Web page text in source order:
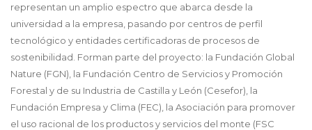
representan un amplio espectro que abarca desde la
universidad a la empresa, pasando por centros de perfil
tecnológico y entidades certificadoras de procesos de
sostenibilidad. Forman parte del proyecto: la Fundación Global
Nature (FGN), la Fundación Centro de Servicios y Promoción
Forestal y de su Industria de Castilla y León (Cesefor), la
Fundación Empresa y Clima (FEC), la Asociación para promover
el uso racional de los productos y servicios del monte (FSC